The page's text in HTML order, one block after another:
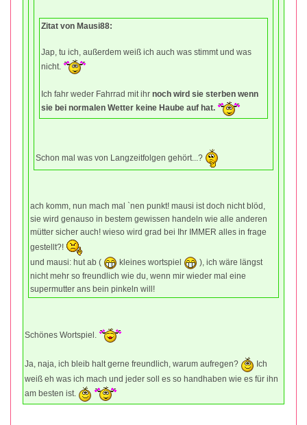
Zitat von Mausi88:
Jap, tu ich, außerdem weiß ich auch was stimmt und was
nicht.
Ich fahr weder Fahrrad mit ihr noch wird sie sterben wenn
sie bei normalen Wetter keine Haube auf hat.
Schon mal was von Langzeitfolgen gehört...?
ach komm, nun mach mal `nen punkt! mausi ist doch nicht blöd,
sie wird genauso in bestem gewissen handeln wie alle anderen
mütter sicher auch! wieso wird grad bei Ihr IMMER alles in frage
gestellt?!
und mausi: hut ab (
kleines wortspiel
), ich wäre längst
nicht mehr so freundlich wie du, wenn mir wieder mal eine
supermutter ans bein pinkeln will!
Schönes Wortspiel.
Ja, naja, ich bleib halt gerne freundlich, warum aufregen?
Ich
weiß eh was ich mach und jeder soll es so handhaben wie es für ihn
am besten ist.